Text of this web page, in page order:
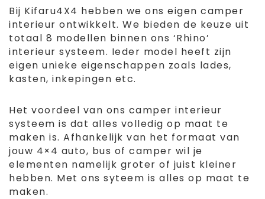
Bij Kifaru4X4 hebben we ons eigen camper
interieur ontwikkelt. We bieden de keuze uit
totaal 8 modellen binnen ons ‘Rhino’
interieur systeem. Ieder model heeft zijn
eigen unieke eigenschappen zoals lades,
kasten, inkepingen etc.
Het voordeel van ons camper interieur
systeem is dat alles volledig op maat te
maken is. Afhankelijk van het formaat van
jouw 4×4 auto, bus of camper wil je
elementen namelijk groter of juist kleiner
hebben. Met ons syteem is alles op maat te
maken.